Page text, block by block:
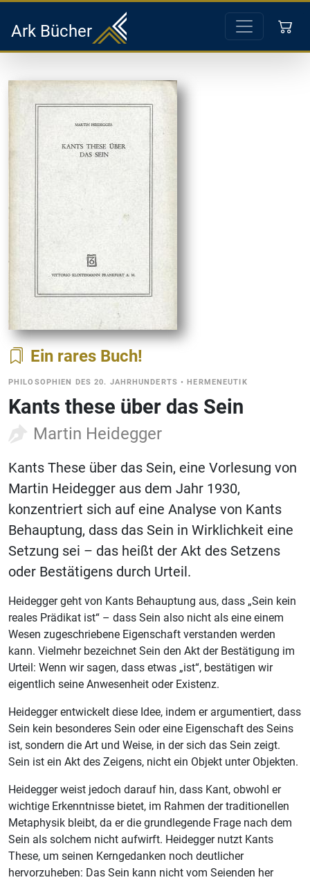
Ark Bücher
Ein rares Buch
PHILOSOPHIEN DES 20. JAHRHUNDERTS •HERMENEUTIK
Kants these über das Sein
Martin Heidegger
Kants These über das Sein, eine Vorlesung von
Martin Heidegger aus dem Jahr 1930,
konzentriert sich auf eine Analyse von Kants
Behauptung, dass das Sein in Wirklichkeit eine
Setzung sei – das heißt der Akt des Setzens
oder Bestätigens durch Urteil.
Heidegger geht von Kants Behauptung aus, dass „Sein kein
reales Prädikat ist“ – dass Sein also nicht als eine einem
Wesen zugeschriebene Eigenschaft verstanden werden
kann. Vielmehr bezeichnet Sein den Akt der Bestätigung im
Urteil: Wenn wir sagen, dass etwas „ist“, bestätigen wir
eigentlich seine Anwesenheit oder Existenz.
Heidegger entwickelt diese Idee, indem er argumentiert, dass
Sein kein besonderes Sein oder eine Eigenschaft des Seins
ist, sondern die Art und Weise, in der sich das Sein zeigt.
Sein ist ein Akt des Zeigens, nicht ein Objekt unter Objekten.
Heidegger weist jedoch darauf hin, dass Kant, obwohl er
wichtige Erkenntnisse bietet, im Rahmen der traditionellen
Metaphysik bleibt, da er die grundlegende Frage nach dem
Sein als solchem ​​nicht aufwirft. Heidegger nutzt Kants
These, um seinen Kerngedanken noch deutlicher
hervorzuheben: Das Sein kann nicht vom Seienden her